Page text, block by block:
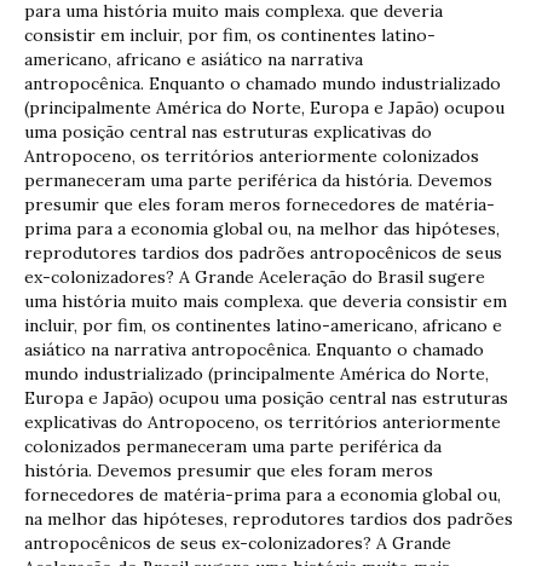
para uma história muito mais complexa. que deveria
consistir em incluir, por fim, os continentes latino-
americano, africano e asiático na narrativa
antropocênica. Enquanto o chamado mundo industrializado
(principalmente América do Norte, Europa e Japão) ocupou
uma posição central nas estruturas explicativas do
Antropoceno, os territórios anteriormente colonizados
permaneceram uma parte periférica da história. Devemos
presumir que eles foram meros fornecedores de matéria-
prima para a economia global ou, na melhor das hipóteses,
reprodutores tardios dos padrões antropocênicos de seus
ex-colonizadores? A Grande Aceleração do Brasil sugere
uma história muito mais complexa. que deveria consistir em
incluir, por fim, os continentes latino-americano, africano e
asiático na narrativa antropocênica. Enquanto o chamado
mundo industrializado (principalmente América do Norte,
Europa e Japão) ocupou uma posição central nas estruturas
explicativas do Antropoceno, os territórios anteriormente
colonizados permaneceram uma parte periférica da
história. Devemos presumir que eles foram meros
fornecedores de matéria-prima para a economia global ou,
na melhor das hipóteses, reprodutores tardios dos padrões
antropocênicos de seus ex-colonizadores? A Grande